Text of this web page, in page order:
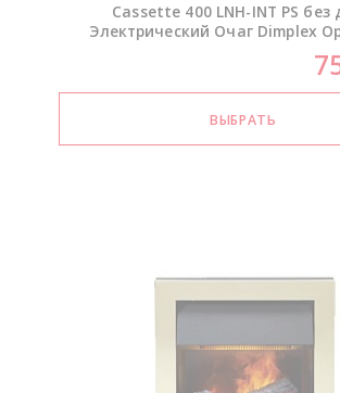
Cassette 400 LNH-INT PS без
Электрический Очаг Dimplex